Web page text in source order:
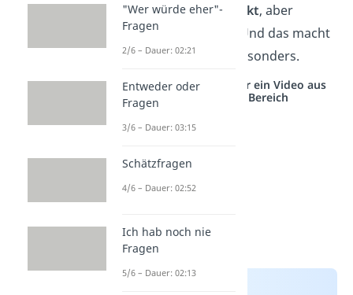
Du bist nichtperfekt, aber
perfekt für mich. Und das macht
unsere Liebe so besonders.
Studyflix vernetzt: Hier ein Video aus
einem anderen Bereich
"Wer würde eher"-
Fragen
2/6 – Dauer: 02:21
Entweder oder
Fragen
3/6 – Dauer: 03:15
Schätzfragen
4/6 – Dauer: 02:52
Ich hab noch nie
Fragen
5/6 – Dauer: 02:13